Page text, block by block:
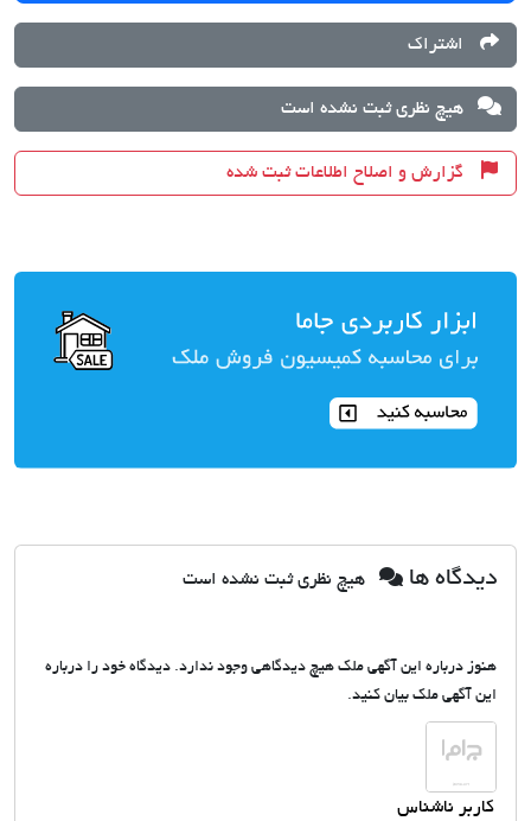
اشتراک
هیچ نظری ثبت نشده است
گزارش و اصلاح اطلاعات ثبت شده
دیدگاه ها هیچ نظری ثبت نشده است
هنوز درباره این آگهی ملک هیچ دیدگاهی وجود ندارد. دیدگاه خود را درباره
این آگهی ملک بیان کنید.